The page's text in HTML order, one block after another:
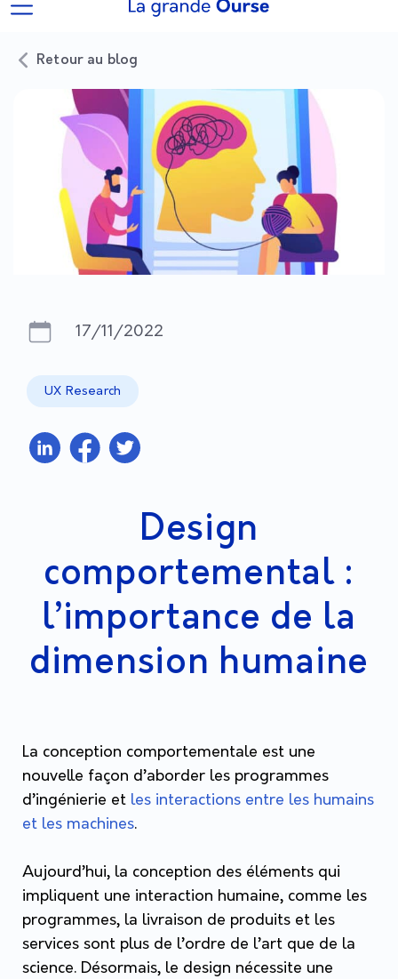
Retour au blog
17/11/2022
UX Research
Design
comportemental :
l’importance de la
dimension humaine
La conception comportementale est une
nouvelle façon d’aborder les programmes
d’ingénierie et les interactions entre les humains
et les machines.
Aujourd’hui, la conception des éléments qui
impliquent une interaction humaine, comme les
programmes, la livraison de produits et les
services sont plus de l’ordre de l’art que de la
science. Désormais, le design nécessite une